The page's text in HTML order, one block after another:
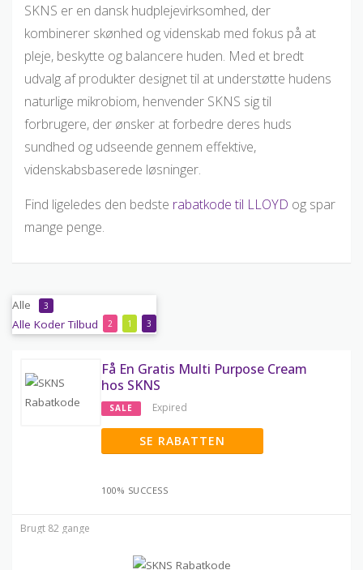
SKNS er en dansk hudplejevirksomhed, der
kombinerer skønhed og videnskab med fokus på at
pleje, beskytte og balancere huden. Med et bredt
udvalg af produkter designet til at understøtte hudens
naturlige mikrobiom, henvender SKNS sig til
forbrugere, der ønsker at forbedre deres huds
sundhed og udseende gennem effektive,
videnskabsbaserede løsninger.
Find ligeledes den bedste rabatkode til LLOYD og spar
mange penge.
Alle 3
Alle 3
Koder 1
Tilbud 2
Få En Gratis Multi Purpose Cream
hos SKNS
SALE Expired
SE RABATTEN
100% SUCCESS
Brugt 82 gange